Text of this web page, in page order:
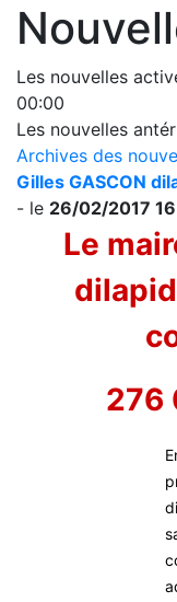
Les nouvelles
00:00
Les nouvelles
Archives des
Gilles GASCON
- le 26/02/2017
Le
276